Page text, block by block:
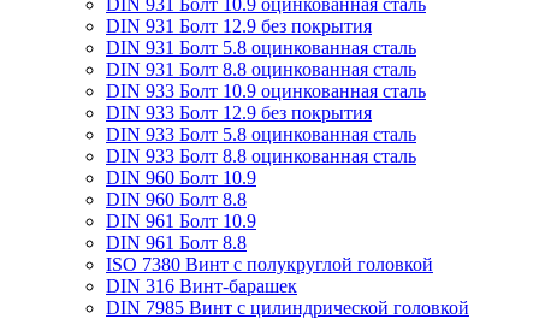
DIN 931 Болт 12.9 без покрытия
DIN 931 Болт 5.8 оцинкованная сталь
DIN 931 Болт 8.8 оцинкованная сталь
DIN 933 Болт 10.9 оцинкованная сталь
DIN 933 Болт 12.9 без покрытия
DIN 933 Болт 5.8 оцинкованная сталь
DIN 933 Болт 8.8 оцинкованная сталь
DIN 960 Болт 10.9
DIN 960 Болт 8.8
DIN 961 Болт 10.9
DIN 961 Болт 8.8
ISO 7380 Винт с полукруглой головкой
DIN 316 Винт-барашек
DIN 7985 Винт с цилиндрической головкой